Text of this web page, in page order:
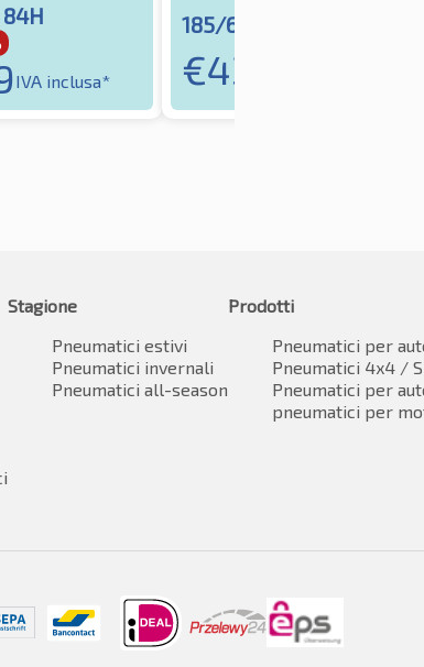
IVA inclusa*
185/60R15 84H
€43.16
Stagione
Pneumatici estivi
Pneumatici invernali
Pneumatici all-season
Prodotti
Pneumatici per
Pneumatici 4x4 /
Pneumatici per
pneumatici per